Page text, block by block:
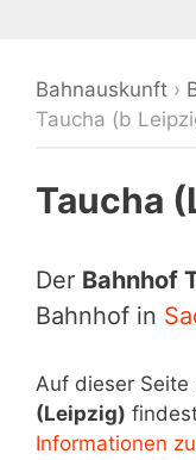
Bahnauskunft ›
Taucha (b
Taucha
Der Bahnhof
Bahnhof in
Auf dieser Seite
(Leipzig)
Informationen